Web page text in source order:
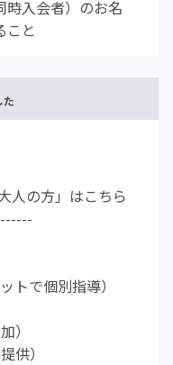
時入会者）のお名
こと
た
人の方」はこちら
トで個別指導）
）
供）